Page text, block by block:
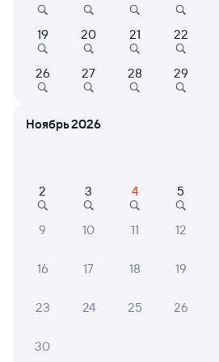
6 причин купить ж/д
Онлайн-покупка за 4 минуты
Подробные ответы на вопросы
10
Квартира
Квартира
Однакомнатная
19 20 21 22
26 27 28 29
Ноябрь 2026
2 3 4 5
9 10 11 12
16 17 18 19
23 24 25 26
30